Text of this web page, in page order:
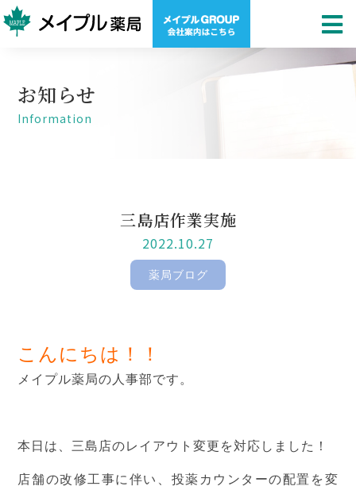
お知らせ
Information
三島店作業実施
2022.10.27
薬局ブログ
こんにちは！！
メイプル薬局の人事部です。
本日は、三島店のレイアウト変更を対応しました！
店舗の改修工事に伴い、投薬カウンターの配置を変